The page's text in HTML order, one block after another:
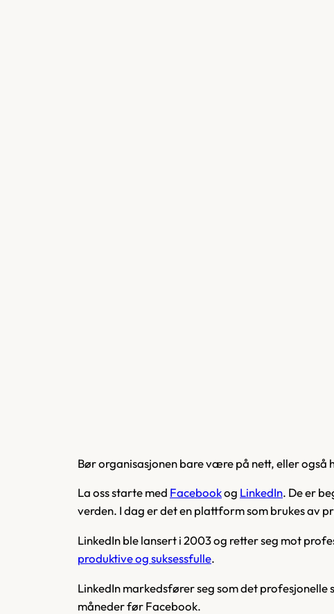
Bør organisasjonen bare være på nett, eller også
La oss starte med Facebookog LinkedIn. De er
verden. I dag er det en plattform som brukes av
LinkedIn ble lansert i 2003 og retter seg mot
produktive og suksessfulle.
LinkedIn markedsfører seg som det profesjonelle
måneder før Facebook.